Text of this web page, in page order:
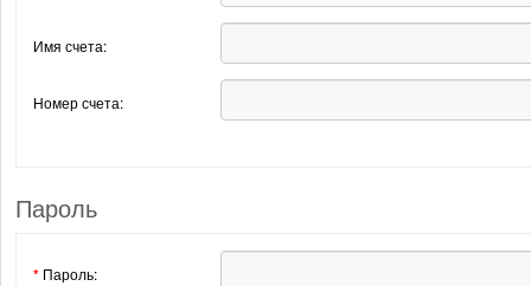
Имя счета:
Номер счета:
Пароль
* Пароль: